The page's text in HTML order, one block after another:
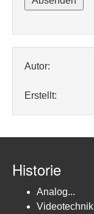
Autor:
Erstellt:
Historie
Analog...
Videotechnik